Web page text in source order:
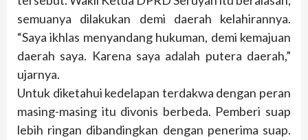
semuanya dilakukan demi daerah kelahirannya.
“Saya ikhlas menyandang hukuman, demi kemajuan
daerah saya. Karena saya adalah putera daerah,”
ujarnya.
Untuk diketahui kedelapan terdakwa dengan peran
masing-masing itu divonis berbeda. Pemberi suap
lebih ringan dibandingkan dengan penerima suap.